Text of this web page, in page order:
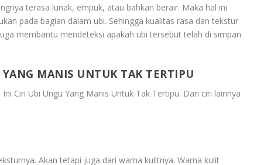
terasa lunak, empuk, atau bahkan berair. Maka hal ini
pada bagian dalam ubi. Sehingga kualitas rasa dan tekstur
membantu mendeteksi apakah ubi tersebut telah di simpan
MANIS UNTUK TAK TERTIPU
Ciri Ubi Ungu Yang Manis Untuk Tak Tertipu. Dan ciri lainnya
Akan tetapi juga dari warna kulitnya. Warna kulit